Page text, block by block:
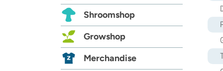
Garden of Green
GeneSeeds
G13 Labs
Grass-O-Matic
Shroomshop
Growshop
Merchandise